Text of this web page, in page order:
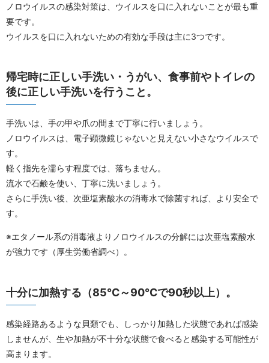
ノロウイルスの感染対策は、ウイルスを口に入れないことが最も重
要です。
ウイルスを口に入れないための有効な手段は主に3つです。
帰宅時に正しい手洗い・うがい、食事前やトイレの
後に正しい手洗いを行うこと。
手洗いは、手の甲や爪の間まで丁寧に行いましょう。
ノロウイルスは、電子顕微鏡じゃないと見えない小さなウイルスで
す。
軽く指先を濡らす程度では、落ちません。
流水で石鹸を使い、丁寧に洗いましょう。
さらに手洗い後、次亜塩素酸水の消毒水で除菌すれば、より安全で
す。
※エタノール系の消毒液よりノロウイルスの分解には次亜塩素酸水
が強力です（厚生労働省調べ）。
十分に加熱する（85℃～90℃で90秒以上）。
感染経路あるような貝類でも、しっかり加熱した状態であれば感染
しませんが、生や加熱が不十分な状態で食べると感染する可能性が
高まります。